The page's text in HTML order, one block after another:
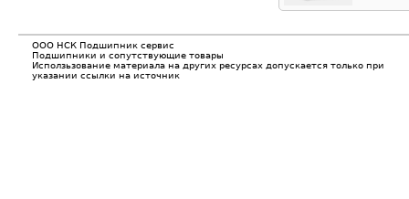
ООО НСК Подшипник сервис
Подшипники и сопутствующие товары
Исползьзование материала на других ресурсах допускается только при
указании ссылки на источник